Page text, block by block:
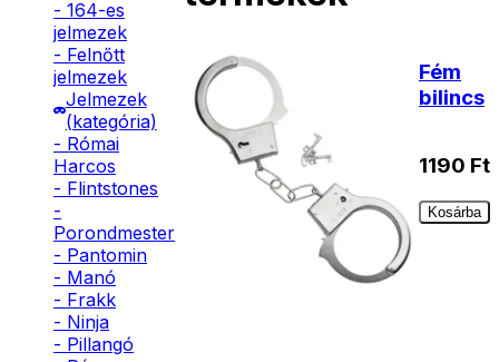
- 164-es
jelmezek
- Felnőtt
jelmezek
Jelmezek
(kategória)
- Római
Harcos
- Flintstones
-
Porondmester
- Pantomin
- Manó
- Frakk
- Ninja
- Pillangó
Fém
bilincs
1190 Ft
Kosárba